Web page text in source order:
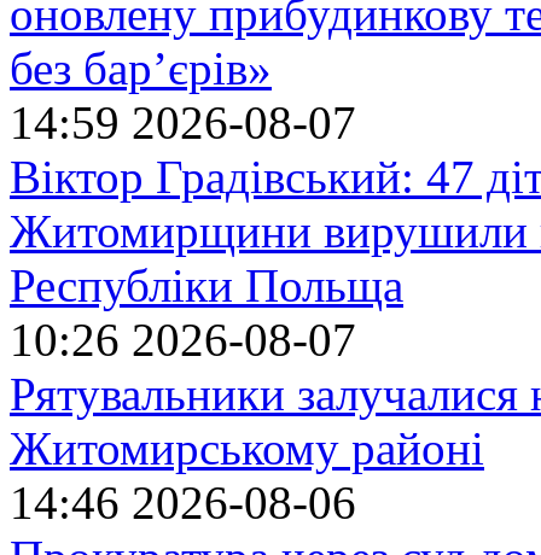
оновлену прибудинкову
без бар’єрів»
14:59 2026-08-07
Віктор Градівський: 47
Житомирщини вирушили
Республіки Польща
10:26 2026-08-07
Рятувальники
Житомирському районі
14:46 2026-08-06